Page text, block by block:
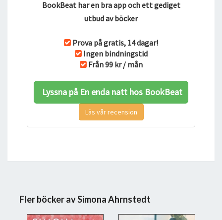
BookBeat har en bra app och ett gediget
utbud av böcker
Prova på gratis, 14 dagar!
Ingen bindningstid
Från 99 kr / mån
Lyssna på En enda natt hos BookBeat
Läs vår recension
Fler böcker av Simona Ahrnstedt